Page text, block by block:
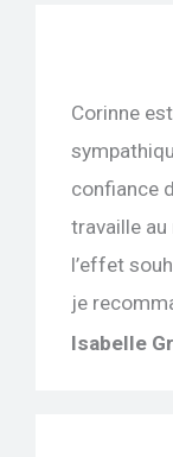
Corinne
confiance
travaille au
l’effet
je
Isabelle